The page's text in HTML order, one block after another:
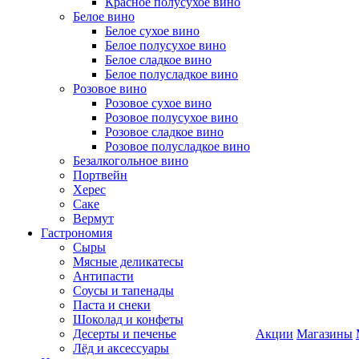
Белое вино
Белое сухое вино
Белое полусухое вино
Белое сладкое вино
Белое полусладкое вино
Розовое вино
Розовое сухое вино
Розовое полусухое вино
Розовое сладкое вино
Розовое полусладкое вино
Безалкогольное вино
Портвейн
Херес
Саке
Вермут
Гастрономия
Сыры
Мясные деликатесы
Антипасти
Соусы и тапенады
Паста и снеки
Шоколад и конфеты
Десерты и печенье
Лёд и аксессуары
Акции Магазины